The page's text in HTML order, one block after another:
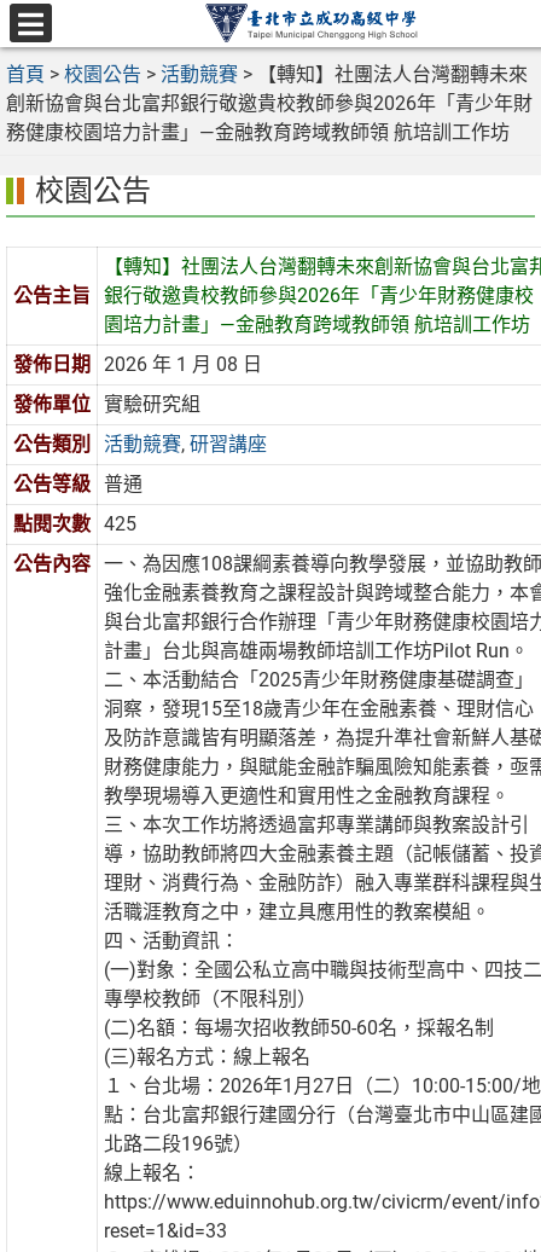
跳
至
主
要
內
選
單
首頁 > 校園公告 > 活動競賽 >
【轉知】社團法人台灣翻轉未來
創新協會與台北富邦銀行敬邀貴校教師參與2026年「青少年財
務健康校園培力計畫」—金融教育跨域教師領 航培訓工作坊
校園公告
公告主旨
【轉知】社團法人台灣翻轉未來創新協會與台北富
銀行敬邀貴校教師參與2026年「青少年財務健康校
園培力計畫」—金融教育跨域教師領 航培訓工作坊
發佈日期
2026 年 1 月 08 日
發佈單位 實驗研究組
公告類別
活動競賽, 研習講座
公告等級 普通
點閱次數 425
公告內容 一、為因應108課綱素養導向教學發展，並協助教師
強化金融素養教育之課程設計與跨域整合能力，本
與台北富邦銀行合作辦理「青少年財務健康校園培
計畫」台北與高雄兩場教師培訓工作坊Pilot Run。
二、本活動結合「2025青少年財務健康基礎調查」
洞察，發現15至18歲青少年在金融素養、理財信心
及防詐意識皆有明顯落差，為提升準社會新鮮人基
財務健康能力，與賦能金融詐騙風險知能素養，亟
教學現場導入更適性和實用性之金融教育課程。
三、本次工作坊將透過富邦專業講師與教案設計引
導，協助教師將四大金融素養主題（記帳儲蓄、投
理財、消費行為、金融防詐）融入專業群科課程與
活職涯教育之中，建立具應用性的教案模組。
四、活動資訊：
(一)對象：全國公私立高中職與技術型高中、四技二
專學校教師（不限科別）
(二)名額：每場次招收教師50-60名，採報名制
(三)報名方式：線上報名
１、台北場：2026年1月27日（二）10:00-15:00/地
點：台北富邦銀行建國分行（台灣臺北市中山區建
北路二段196號）
線上報名：
https://www.eduinnohub.org.tw/civicrm/event/
reset=1&id=33